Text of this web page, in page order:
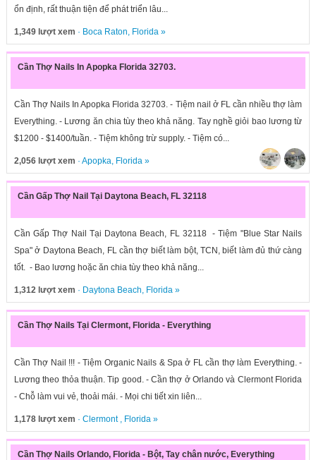
ổn định, rất thuận tiện để phát triển lâu...
1,349 lượt xem · Boca Raton, Florida»
Cần Thợ Nails In Apopka Florida 32703.
Cần Thợ Nails In Apopka Florida 32703. - Tiệm nail ở FL cần nhiều thợ làm
Everything. - Lương ăn chia tùy theo khả năng. Tay nghề giỏi bao lương từ
$1200 - $1400/tuần. - Tiệm không trừ supply. - Tiệm có...
2,056 lượt xem · Apopka, Florida»
Cần Gấp Thợ Nail Tại Daytona Beach, FL 32118
Cần Gấp Thợ Nail Tại Daytona Beach, FL 32118 - Tiệm "Blue Star Nails
Spa" ở Daytona Beach, FL cần thợ biết làm bột, TCN, biết làm đủ thứ càng
tốt. - Bao lương hoặc ăn chia tùy theo khả năng...
1,312 lượt xem · Daytona Beach, Florida»
Cần Thợ Nails Tại Clermont, Florida - Everything
Cần Thợ Nail !!! - Tiệm Organic Nails & Spa ở FL cần thợ làm Everything. -
Lương theo thỏa thuận. Tip good. - Cần thợ ở Orlando và Clermont Florida
- Chỗ làm vui vẻ, thoải mái. - Mọi chi tiết xin liên...
1,178 lượt xem · Clermont , Florida»
Cần Thợ Nails Orlando, Florida - Bột, Tay chân nước, Everything